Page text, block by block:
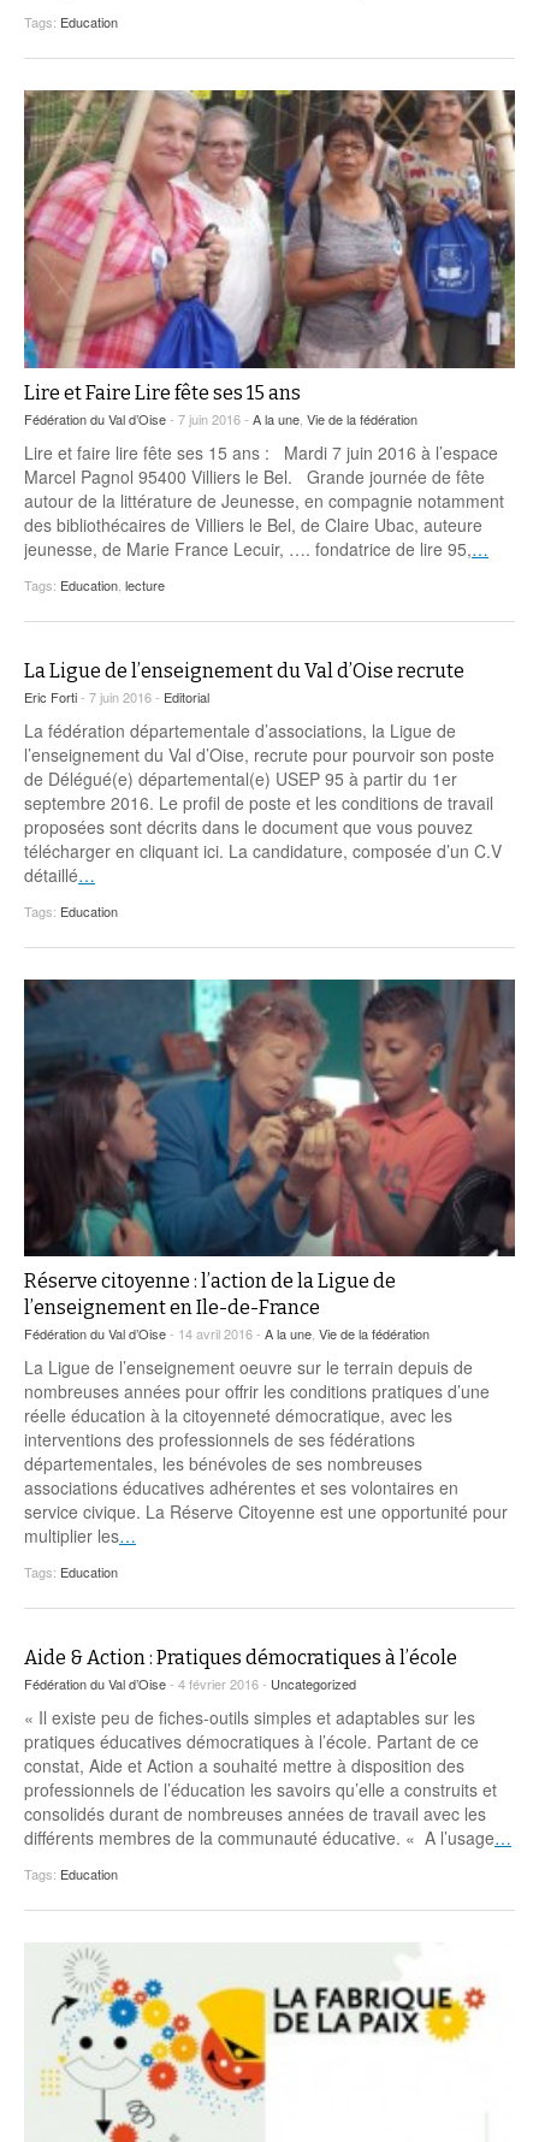
Tags: Education
Lire et Faire Lire fête ses 15 ans
Fédération du Val d’Oise- 7 juin 2016 - A la une Vie de la fédération
Lire et faire lire fête ses 15 ans : Mardi 7 juin 2016 à l’espace
Marcel Pagnol 95400 Villiers le Bel. Grande journée de fête
autour de la littérature de Jeunesse, en compagnie notamment
des bibliothécaires de Villiers le Bel, de Claire Ubac, auteure
jeunesse, de Marie France Lecuir, …. fondatrice de lire 95,…
Tags: Education lecture
La Ligue de l’enseignement du Val d’Oise recrute
Eric Forti- 7 juin 2016 - Editorial
La fédération départementale d’associations, la Ligue de
l’enseignement du Val d’Oise, recrute pour pourvoir son poste
de Délégué(e) départemental(e) USEP 95 à partir du 1er
septembre 2016. Le profil de poste et les conditions de travail
proposées sont décrits dans le document que vous pouvez
télécharger en cliquant ici. La candidature, composée d’un C.V
détaillé…
Tags: Education
Réserve citoyenne : l’action de la Ligue de
l’enseignement en Ile-de-France
Fédération du Val d’Oise- 14 avril 2016 - A la une, Vie de la fédération
La Ligue de l’enseignement oeuvre sur le terrain depuis de
nombreuses années pour offrir les conditions pratiques d’une
réelle éducation à la citoyenneté démocratique, avec les
interventions des professionnels de ses fédérations
départementales, les bénévoles de ses nombreuses
associations éducatives adhérentes et ses volontaires en
service civique. La Réserve Citoyenne est une opportunité pour
multiplier les…
Tags: Education
Aide & Action : Pratiques démocratiques à l’école
Fédération du Val d’Oise- 4 février 2016 - Uncategorized
« Il existe peu de fiches-outils simples et adaptables sur les
pratiques éducatives démocratiques à l’école. Partant de ce
constat, Aide et Action a souhaité mettre à disposition des
professionnels de l’éducation les savoirs qu’elle a construits et
consolidés durant de nombreuses années de travail avec les
différents membres de la communauté éducative. « A l’usage…
Tags: Education